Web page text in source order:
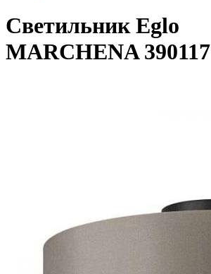
Светильник Eglo
MARCHENA 390117